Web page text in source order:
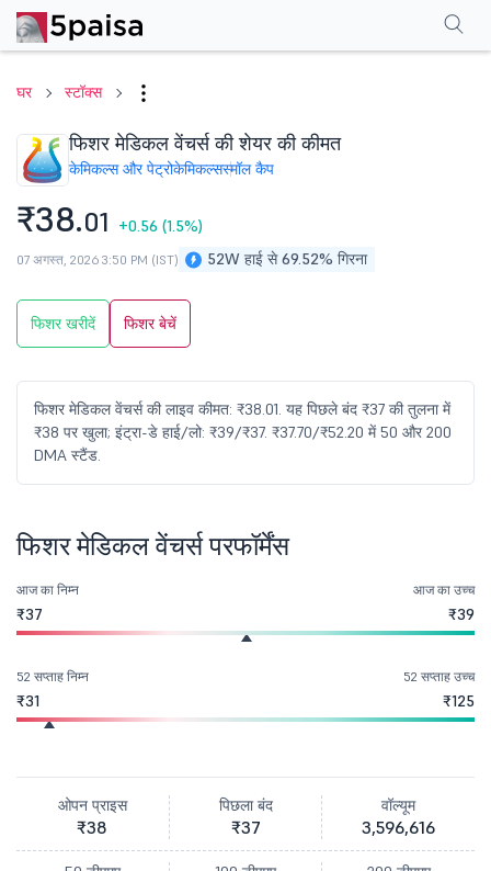
घर स्टॉक्स
फिशर मेडिकल वेंचर्स की शेयर की कीमत
केमिकल्स और पेट्रोकेमिकल्सस्मॉल कैप
₹38.01 +0.56 (1.5%)
52W हाई से 69.52% गिरना
07 अगस्त, 2026 3:50 PM (IST)
फिशर खरीदें फिशर बेचें
फिशर मेडिकल वेंचर्स की लाइव कीमत: ₹38.01. यह पिछले बंद ₹37 की तुलना में
₹38 पर खुला; इंट्रा-डे हाई/लो: ₹39/₹37. ₹37.70/₹52.20 में 50 और 200
DMA स्टैंड.
परफॉर्मेंसफाइनेंशियल्स सामान्य प्रश्न
फिशर मेडिकल वेंचर्स परफॉर्मेंस
आज का निम्न
₹37
आज का उच्च
₹39
52 सप्ताह निम्न
₹31
52 सप्ताह उच्च
₹125
ओपन प्राइस
₹38
पिछला बंद
₹37
वॉल्यूम
3,596,616